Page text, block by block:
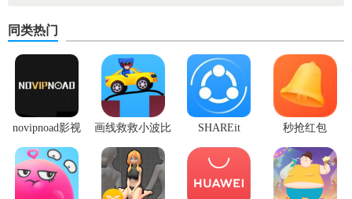
【任意花app特色】
还款计算可以根据用户选择的贷款产品和分期
方案计算用户
实际需要还款的资金。
各类人群，如上班族、大学 生、自由职业者等，均可获得贷
同类热门
novipnoad影视
平台手机版
画线救救小波比
最新版
SHAREit
秒抢红包
app2.7.3